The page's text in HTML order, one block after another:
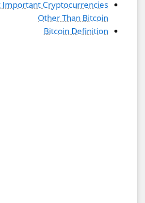
Important Cryptocurrencies
Other Than Bitcoin
Bitcoin Definition